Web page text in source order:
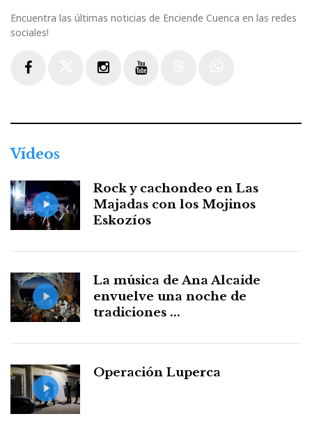
Encuentra las últimas noticias de Enciende Cuenca en las redes
sociales!
Vídeos
Rock y cachondeo en Las
Majadas con los Mojinos
Eskozíos
La música de Ana Alcaide
envuelve una noche de
tradiciones ...
Operación Luperca